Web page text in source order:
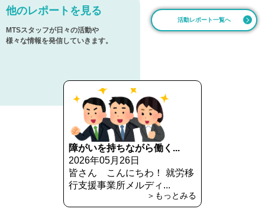
他のレポートを見る
MTSスタッフが日々の活動や
様々な情報を発信していきます。
活動レポート一覧へ
障がいを持ちながら働く...
2026年05月26日
皆さん こんにちわ！ 就労移
行支援事業所メルディ...
＞もっとみる